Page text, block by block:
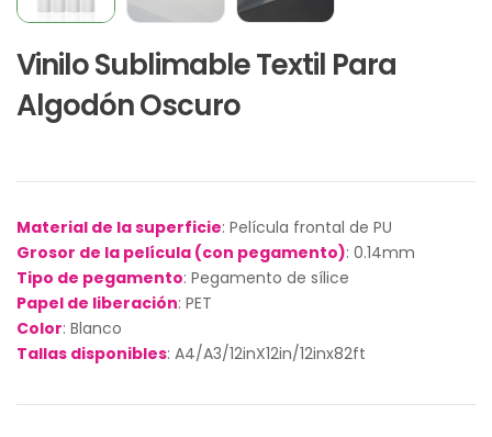
Vinilo Sublimable Textil Para
Algodón Oscuro
Material de la superficie: Película frontal de PU
Grosor de la película (con pegamento): 0.14mm
Tipo de pegamento: Pegamento de sílice
Papel de liberación: PET
Color: Blanco
Tallas disponibles: A4/A3/12inX12in/12inx82ft